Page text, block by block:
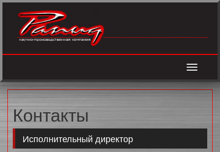
Toggle
Контакты
Исполнительный директор